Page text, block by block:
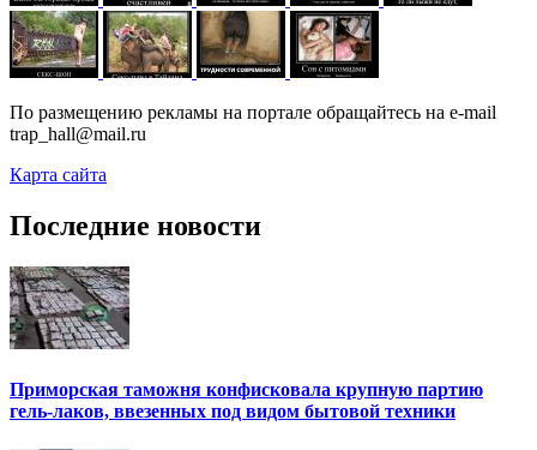
По размещению рекламы на портале обращайтесь на e-mail
trap_hall@mail.ru
Карта сайта
Последние новости
Приморская таможня конфисковала крупную партию
гель-лаков, ввезенных под видом бытовой техники